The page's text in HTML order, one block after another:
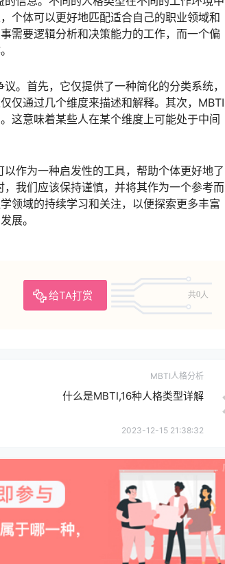
个体可以更好地匹配适合自己的职业领域和
需要逻辑分析和决策能力的工作，而一个偏
。首先，它仅提供了一种简化的分类系统，
仅通过几个维度来描述和解释。其次，MBTI
这意味着某些人在某个维度上可能处于中间
作为一种启发性的工具，帮助个体更好地了
我们应该保持谨慎，并将其作为一个参考而
领域的持续学习和关注，以便探索更多丰富
展。
给TA打赏 共0人
MBTI人格分析
什么是MBTI,16种人格类型详解
2023-12-15 21:38:32